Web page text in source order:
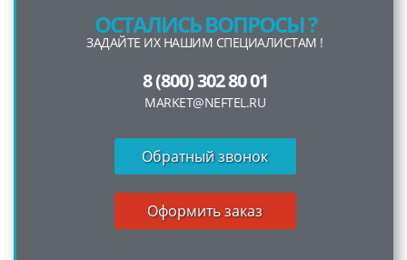
ОСТАЛИСЬ ВОПРОСЫ ?
ЗАДАЙТЕ ИХ НАШИМ СПЕЦИАЛИСТАМ !
8 (800) 302 80 01
MARKET@NEFTEL.RU
Обратный звонок
Оформить заказ